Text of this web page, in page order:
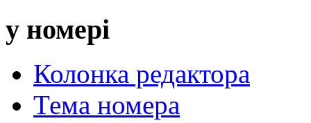
у номері
Колонка редактора
Тема номера